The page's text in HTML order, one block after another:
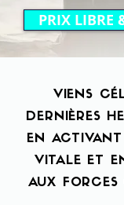
PRIX LIBRE
VIENS
DERNIÈRES
EN
VITALE ET
AUX FORCES